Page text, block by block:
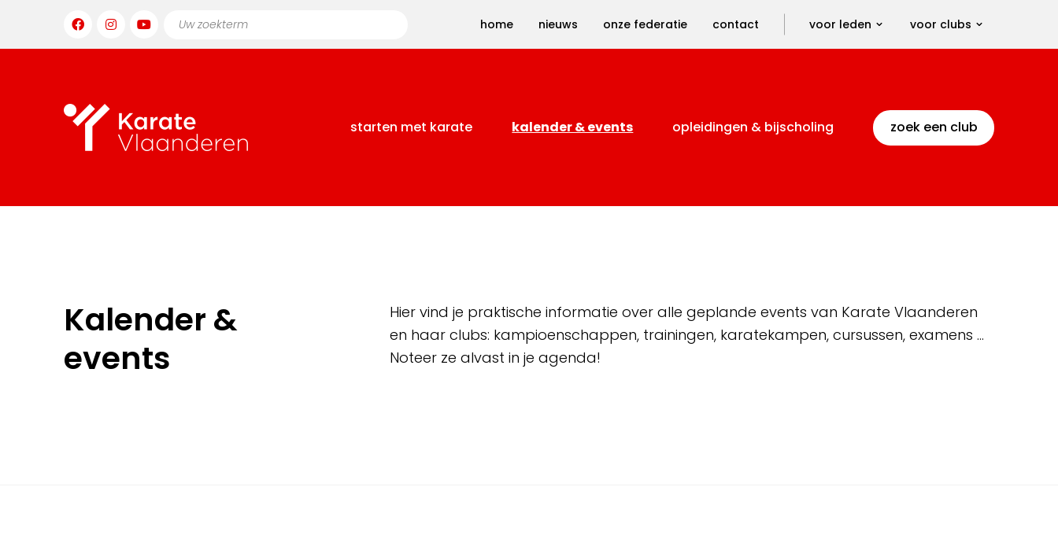
home nieuws onze federatie contact voor leden voor clubs
starten met karate kalender & events opleidingen & bijscholing zoek een club
Kalender &
events
Hier vind je praktische informatie over alle geplande events van Karate Vlaanderen
en haar clubs: kampioenschappen, trainingen, karatekampen, cursussen, examens …
Noteer ze alvast in je agenda!